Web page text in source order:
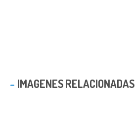
IMAGENES RELACIONADAS